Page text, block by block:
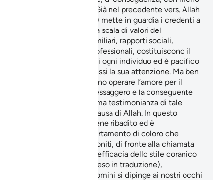
Già nel precedente vers. Allah
(gloria a Lui l’Altissimo) mette in guardia i credenti a
proposito della corretta scala di valori del
musulmano. Affetti familiari, rapporti sociali,
interessi materiali e professionali, costituiscono il
quadro di riferimento di ogni individuo ed è pacifico
che l’uomo rivolga ad essi la sua attenzione. Ma ben
al di sopra di essi, devono operare l’amore per il
Creatore, per il Suo Messaggero e la conseguente
disponibilità alla massima testimonianza di tale
amore: la lotta per la Causa di Allah. In questo
versetto il concetto viene ribadito ed è
stigmatizzato il comportamento di coloro che
esitano, immobili e attoniti, di fronte alla chiamata
del jihâd. Nella grande efficacia dello stile coranico
(tanto indegnamente reso in traduzione),
l’esitazione di questi uomini si dipinge ai nostri occhi